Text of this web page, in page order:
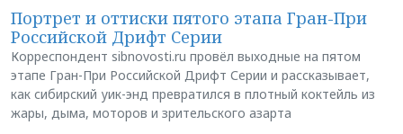
Портрет и оттиски пятого этапа Гран-При
Российской Дрифт Серии
Корреспондент sibnovosti.ru провёл выходные на пятом
этапе Гран-При Российской Дрифт Серии и рассказывает,
как сибирский уик-энд превратился в плотный коктейль из
жары, дыма, моторов и зрительского азарта